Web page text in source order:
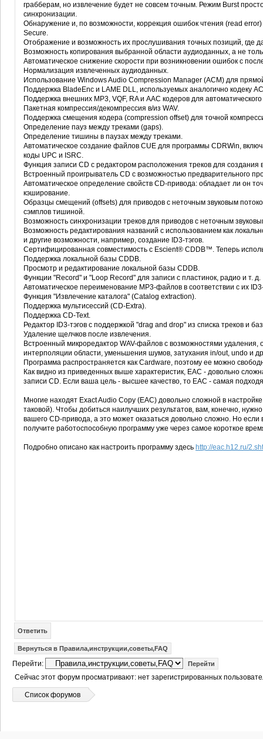
грабберам, но извлечение будет не совсем точным. Режим Burst
синхронизации.
Обнаружение и, по возможности, коррекция ошибок чтения (read
Secure.
Отображение и возможность их прослушивания точных позиций, где
Возможность копирования выбранной области аудиоданных, а не
Автоматическое снижение скорости при возникновении ошибок с
Нормализация извлеченных аудиоданных.
Использование Windows Audio Compression Manager (ACM) для
Поддержка BladeEnc и LAME DLL, используемых аналогично кодеку
Поддержка внешних MP3, VQF, RA и AAC кодеров для
Пакетная компрессия/декомпрессия в/из WAV.
Поддержка смещения кодера (сompression offset) для точной
Определение пауз между треками (gaps).
Определение тишины в паузах между треками.
Автоматическое создание файлов CUE для программы CDRWin,
коды UPC и ISRC.
Функция записи CD с редактором расположения треков для создания
Встроенный проигрыватель CD с возможностью предварительного
Автоматическое определение свойств CD-привода: обладает ли он
кэширование.
Образцы смещений (offsets) для приводов с неточным звуковым
сэмплов тишиной.
Возможность синхронизации треков для приводов с неточным
Возможность редактирования названий с использованием как
и другие возможности, например, создание ID3-тэгов.
Сертифицированная совместимость с Escient® CDDB™. Теперь
Поддержка локальной базы CDDB.
Просмотр и редактирование локальной базы CDDB.
Функции "Record" и "Loop Record" для записи с пластинок, радио и т. д.
Автоматическое переименование MP3-файлов в соответствии с их
Функция "Извлечение каталога" (Catalog extraction).
Поддержка мультисессий (CD-Extra).
Поддержка CD-Text.
Редактор ID3-тэгов с поддержкой "drag and drop" из списка треков и
Удаление щелчков после извлечения.
Встроенный микроредактор WAV-файлов с возможностями
интерполяции области, уменьшения шумов, затухания in/out, undo и
Программа распространяется как Cardware, поэтому ее можно
Как видно из приведенных выше характеристик, EAC - довольно
записи CD. Если ваша цель - высшее качество, то EAC - самая
Многие находят Exact Audio Copy (EAC) довольно сложной в
таковой). Чтобы добиться наилучших результатов, вам, конечно,
вашего CD-привода, а это может оказаться довольно сложно. Но
получите работоспособную программу уже через самое короткое
Подробно описано как настроить программу здесь http://eac.h12.ru/
Ответить
Вернуться в Правила,инструкции,советы,FAQ
Перейти:
Сейчас этот форум просматривают: нет зарегистрированных
Список форумов